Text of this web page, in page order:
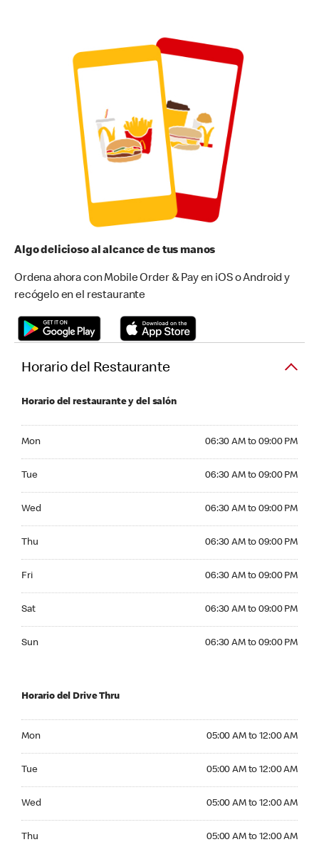
Algo delicioso al alcance de tus manos
Ordena ahora con Mobile Order & Pay en iOS o Android y
recógelo en el restaurante
Horario del Restaurante
Horario del restaurante y del salón
Mon 06:30 AM to 09:00 PM
Tue 06:30 AM to 09:00 PM
Wed 06:30 AM to 09:00 PM
Thu 06:30 AM to 09:00 PM
Fri 06:30 AM to 09:00 PM
Sat 06:30 AM to 09:00 PM
Sun 06:30 AM to 09:00 PM
Horario del Drive Thru
Mon 05:00 AM to 12:00 AM
Tue 05:00 AM to 12:00 AM
Wed 05:00 AM to 12:00 AM
Thu 05:00 AM to 12:00 AM